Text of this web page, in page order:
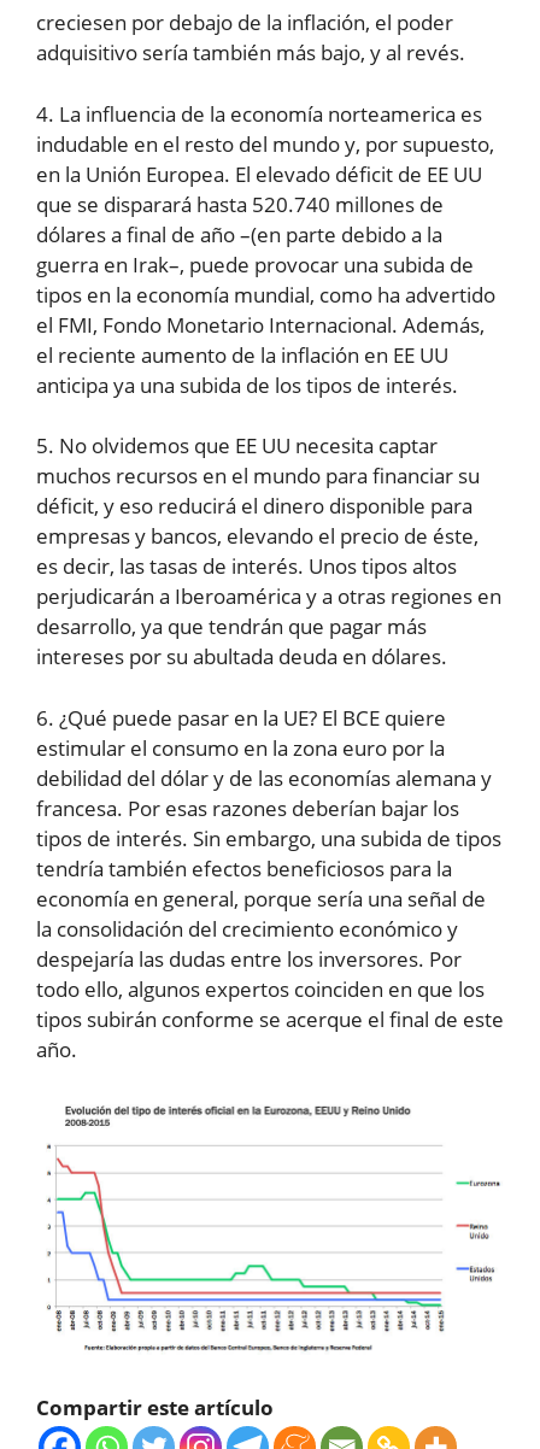
creciesen por debajo de la inflación, el poder
adquisitivo sería también más bajo, y al revés.
4. La influencia de la economía norteamerica es
indudable en el resto del mundo y, por supuesto,
en la Unión Europea. El elevado déficit de EE UU
que se disparará hasta 520.740 millones de
dólares a final de año –(en parte debido a la
guerra en Irak–, puede provocar una subida de
tipos en la economía mundial, como ha advertido
el FMI, Fondo Monetario Internacional. Además,
el reciente aumento de la inflación en EE UU
anticipa ya una subida de los tipos de interés.
5. No olvidemos que EE UU necesita captar
muchos recursos en el mundo para financiar su
déficit, y eso reducirá el dinero disponible para
empresas y bancos, elevando el precio de éste,
es decir, las tasas de interés. Unos tipos altos
perjudicarán a Iberoamérica y a otras regiones en
desarrollo, ya que tendrán que pagar más
intereses por su abultada deuda en dólares.
6. ¿Qué puede pasar en la UE? El BCE quiere
estimular el consumo en la zona euro por la
debilidad del dólar y de las economías alemana y
francesa. Por esas razones deberían bajar los
tipos de interés. Sin embargo, una subida de tipos
tendría también efectos beneficiosos para la
economía en general, porque sería una señal de
la consolidación del crecimiento económico y
despejaría las dudas entre los inversores. Por
todo ello, algunos expertos coinciden en que los
tipos subirán conforme se acerque el final de este
año.
Compartir este artículo